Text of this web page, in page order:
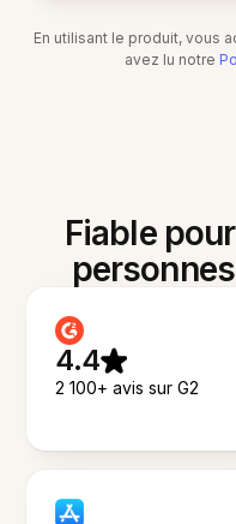
En utilisant le produit, vous
avez lu notre
Fiable
4.4
2 100+ avis sur G2